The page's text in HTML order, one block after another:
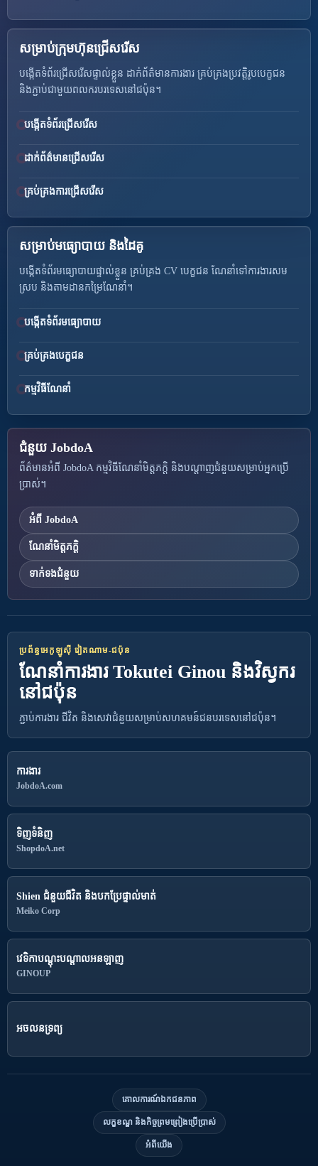
សម្រាប់ក្រុមហ៊ុនជ្រើសរើស
បង្កើតទំព័រជ្រើសរើសផ្ទាល់ខ្លួន ដាក់ព័ត៌មានការងារ គ្រប់គ្រងប្រវត្តិរូបបេក្ខជន
និងភ្ជាប់ជាមួយពលករបរទេសនៅជប៉ុន។
បង្កើតទំព័រជ្រើសរើស
ដាក់ព័ត៌មានជ្រើសរើស
គ្រប់គ្រងការជ្រើសរើស
សម្រាប់មធ្យោបាយ និងដៃគូ
បង្កើតទំព័រមធ្យោបាយផ្ទាល់ខ្លួន គ្រប់គ្រង CV បេក្ខជន ណែនាំទៅការងារសម
ស្រប និងតាមដានកម្រៃណែនាំ។
បង្កើតទំព័រមធ្យោបាយ
គ្រប់គ្រងបេក្ខជន
កម្មវិធីណែនាំ
ជំនួយ JobdoA
ព័ត៌មានអំពី JobdoA កម្មវិធីណែនាំមិត្តភក្តិ និងបណ្តាញជំនួយសម្រាប់អ្នកប្រើ
ប្រាស់។
អំពី JobdoA
ណែនាំមិត្តភក្តិ
ទាក់ទងជំនួយ
ប្រព័ន្ធអេកូឡូស៊ី វៀតណាម-ជប៉ុន
ណែនាំការងារ Tokutei Ginou និងវិស្វករ
នៅជប៉ុន
ភ្ជាប់ការងារ ជីវិត និងសេវាជំនួយសម្រាប់សហគមន៍ជនបរទេសនៅជប៉ុន។
ការងារ
JobdoA.com
ទិញទំនិញ
ShopdoA.net
Shien ជំនួយជីវិត និងបកប្រែផ្ទាល់មាត់
Meiko Corp
វេទិកាបណ្តុះបណ្តាលអនឡាញ
GINOUP
អចលនទ្រព្យ
គោលការណ៍ឯកជនភាព
លក្ខខណ្ឌ និងកិច្ចព្រមព្រៀងប្រើប្រាស់
អំពីយើង